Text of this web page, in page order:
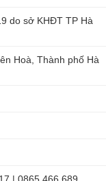
mét, bạn cần
tốt để chất
bảo.
do sở KHĐT TP Hà
Hoà, Thành phố Hà